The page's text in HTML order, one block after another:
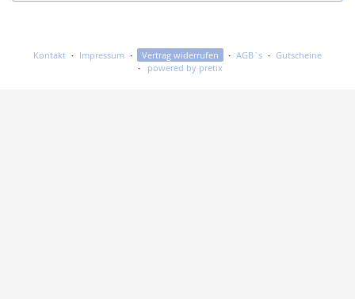
Kontakt Impressum Vertrag widerrufen AGB`s
Gutscheine
powered by pretix